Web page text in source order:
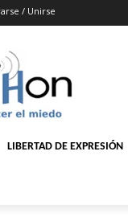
/ Unirse
LIBERTAD DE EXPRESIÓN